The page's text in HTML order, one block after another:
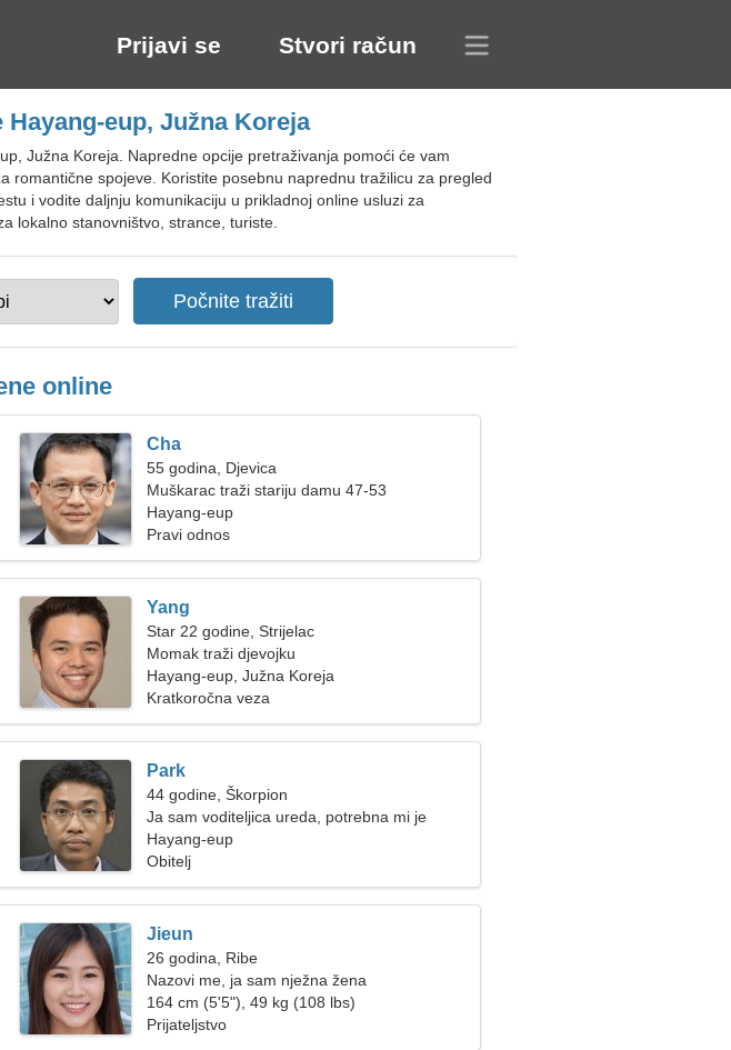
Prijavi se Stvori račun
eup, Južna Koreja
Južna Koreja. Napredne opcije pretraživanja pomoći će vam
romantične spojeve. Koristite posebnu naprednu tražilicu za pregled
i vodite daljnju komunikaciju u prikladnoj online usluzi za
lokalno stanovništvo, strance, turiste.
online
Cha
55 godina, Djevica
Muškarac traži stariju damu 47-53
Hayang-eup
Pravi odnos
Yang
Star 22 godine, Strijelac
Momak traži djevojku
Hayang-eup, Južna Koreja
Kratkoročna veza
Park
44 godine, Škorpion
Ja sam voditeljica ureda, potrebna mi je
osjetljiva žena
Hayang-eup
Obitelj
Jieun
26 godina, Ribe
Nazovi me, ja sam nježna žena
164 cm (5'5"), 49 kg (108 lbs)
Prijateljstvo